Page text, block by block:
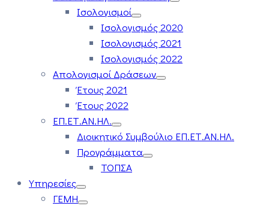
Ισολογισμοί
Ισολογισμός 2020
Ισολογισμός 2021
Ισολογισμός 2022
Απολογισμοί Δράσεων
Έτους 2021
Έτους 2022
ΕΠ.ΕΤ.ΑΝ.ΗΛ.
Διοικητικό Συμβούλιο ΕΠ.ΕΤ.ΑΝ.ΗΛ.
Προγράμματα
ΤΟΠΣΑ
Υπηρεσίες
ΓΕΜΗ